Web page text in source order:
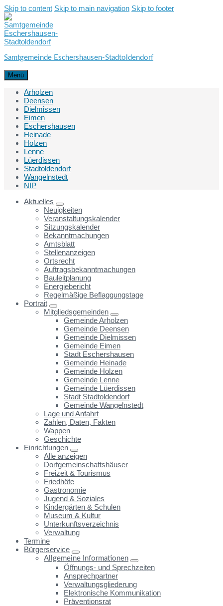
Skip to content Skip to main navigation Skip to footer
Samtgemeinde Eschershausen-Stadtoldendorf
Menü
Arholzen
Deensen
Dielmissen
Eimen
Eschershausen
Heinade
Holzen
Lenne
Lüerdissen
Stadtoldendorf
Wangelnstedt
NIP
Aktuelles
Neuigkeiten
Veranstaltungskalender
Sitzungskalender
Bekanntmachungen
Amtsblatt
Stellenanzeigen
Ortsrecht
Auftragsbekanntmachungen
Bauleitplanung
Energiebericht
Regelmäßige Beflaggungstage
Portrait
Mitgliedsgemeinden
Gemeinde Arholzen
Gemeinde Deensen
Gemeinde Dielmissen
Gemeinde Eimen
Stadt Eschershausen
Gemeinde Heinade
Gemeinde Holzen
Gemeinde Lenne
Gemeinde Lüerdissen
Stadt Stadtoldendorf
Gemeinde Wangelnstedt
Lage und Anfahrt
Zahlen, Daten, Fakten
Wappen
Geschichte
Einrichtungen
Alle anzeigen
Dorfgemeinschaftshäuser
Freizeit & Tourismus
Friedhöfe
Gastronomie
Jugend & Soziales
Kindergärten & Schulen
Museum & Kultur
Unterkunftsverzeichnis
Verwaltung
Termine
Bürgerservice
Allgemeine Informationen
Öffnungs- und Sprechzeiten
Ansprechpartner
Verwaltungsgliederung
Elektronische Kommunikation
Präventionsrat